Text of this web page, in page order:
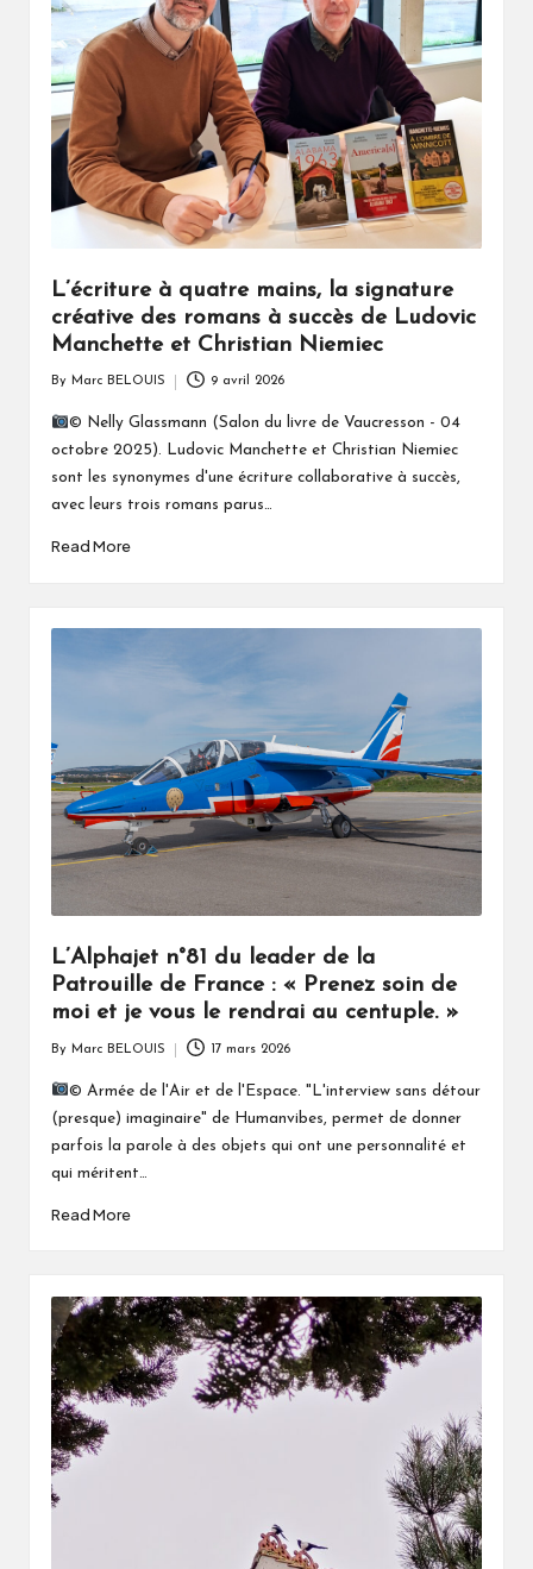
L’écriture à quatre mains, la signature
créative des romans à succès de Ludovic
Manchette et Christian Niemiec
by
By Marc BELOUIS 9 avril 2026
© Nelly Glassmann (Salon du livre de Vaucresson - 04
octobre 2025). Ludovic Manchette et Christian Niemiec
sont les synonymes d'une écriture collaborative à succès,
avec leurs trois romans parus…
Read More
L’Alphajet n°81 du leader de la
Patrouille de France : « Prenez soin de
moi et je vous le rendrai au centuple. »
by
By Marc BELOUIS 17 mars 2026
© Armée de l'Air et de l'Espace. "L'interview sans détour
(presque) imaginaire" de Humanvibes, permet de donner
parfois la parole à des objets qui ont une personnalité et
qui méritent…
Read More